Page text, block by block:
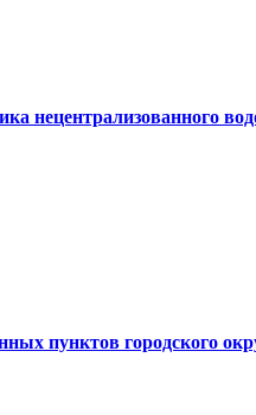
нецентрализованного
пунктов городского